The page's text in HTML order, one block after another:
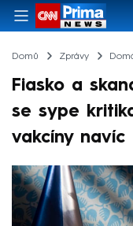
Domů Zprávy
Fiasko a
se sype
vakcíny navíc